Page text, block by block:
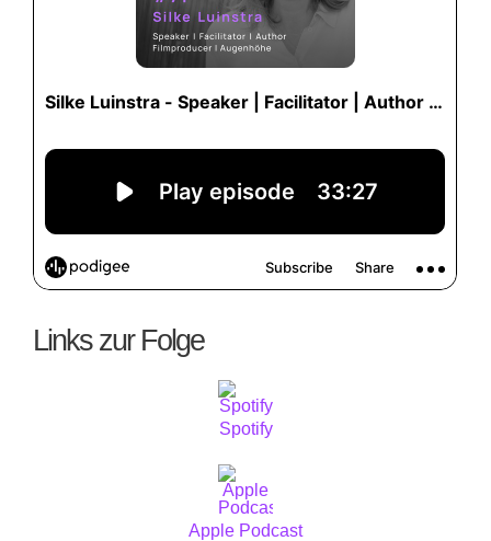
Links zur Folge
Spotify
Apple Podcast